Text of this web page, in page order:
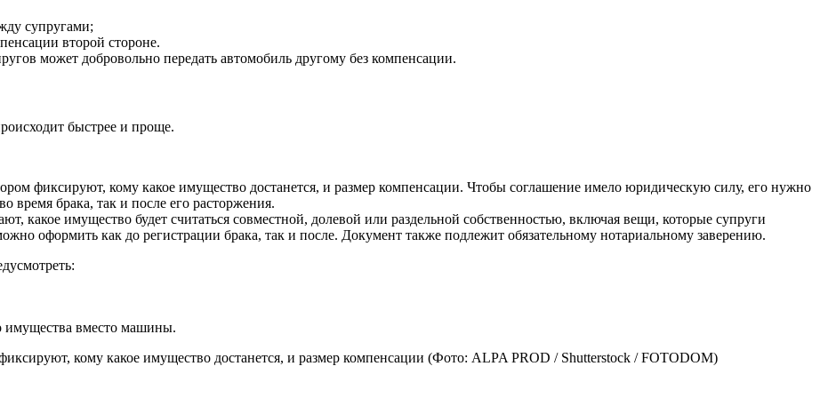
супругами;
второй стороне.
может добровольно передать автомобиль другому без компенсации.
быстрее и проще.
фиксируют, кому какое имущество достанется, и размер компенсации. Чтобы соглашение имело юридическую силу, его нужно
время брака, так и после его расторжения.
какое имущество будет считаться совместной, долевой или раздельной собственностью, включая вещи, которые супруги
оформить как до регистрации брака, так и после. Документ также подлежит обязательному нотариальному заверению.
имущества вместо машины.
кому какое имущество достанется, и размер компенсации (Фото: ALPA PROD / Shutterstock / FOTODOM)